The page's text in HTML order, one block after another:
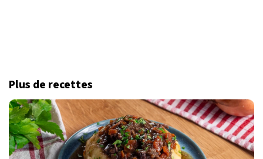
Plus de recettes